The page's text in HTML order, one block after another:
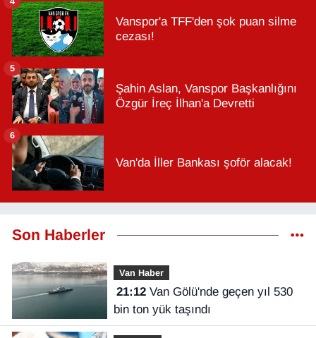
Vanspor'a TFF'den şok puan silme
cezası!
Şahin Aslan, Vanspor Başkanlığını
Özgür İreç İlhan'a Devretti
5
Van'da İller Bankası şoför alacak!
6
Son Haberler
Van Haber
21:12Van Gölü'nde geçen yıl 530
bin ton yük taşındı